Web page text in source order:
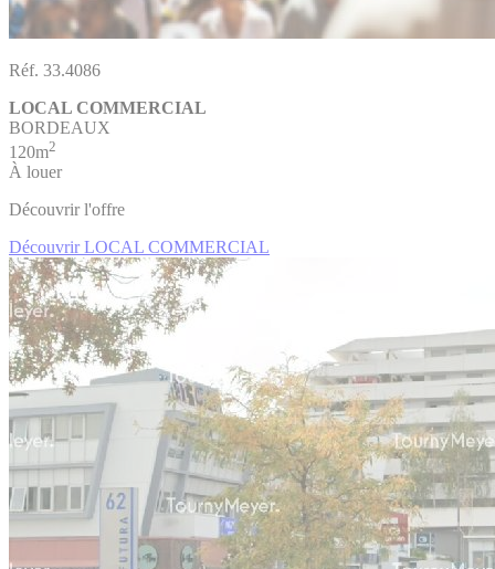
Réf. 33.4086
LOCAL COMMERCIAL
BORDEAUX
120m2
À louer
Découvrir l'offre
Découvrir LOCAL COMMERCIAL